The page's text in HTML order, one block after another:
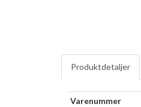
Produktdetaljer
Varenummer